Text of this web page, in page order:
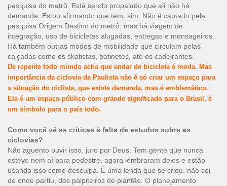
pesquisa do metrô. Está sendo propalado que ali não há
demanda. Estou afirmando que tem, sim. Não é captado pela
pesquisa Origem Destino do metrô, mas há viagem de
integração, uso de bicicletas alugadas, entregas e mensageiros.
Há também outras modos de mobilidade que circulam pelas
calçadas como os skatistas, patinetes, até os cadeirantes.
De repente todo mundo acha que andar de bicicleta é moda. Mas
importância da ciclovia da Paulista não é só criar um espaço para
a situação do ciclista, que existe demanda, mas é emblemático.
Ela é um espaço público com grande significado para o Brasil, é
um símbolo para o país todo.
Como você vê as críticas à falta de estudos sobre as
ciclovias?
Não aguento ouvir isso, juro por Deus. Tem gente que nunca
esteve nem aí para pedestre, agora lembraram deles e estão
usando isso como desculpa. É uma lenda que se criou, não sei
de onde partiu, dos palpiteiros de plantão. O planejamento